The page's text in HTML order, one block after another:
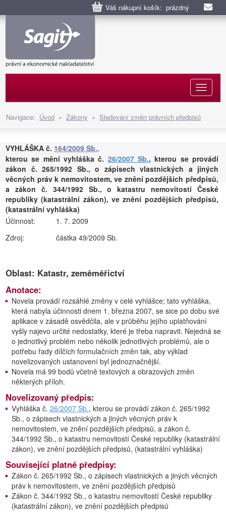
Váš nákupní košík: prázdný
Navigace: Úvod » Zákony » Sledování změn právních předpisů
VYHLÁŠKA č. 164/2009 Sb.,
kterou se mění vyhláška č. 26/2007 Sb., kterou se provádí
zákon č. 265/1992 Sb., o zápisech vlastnických a jiných
věcných práv k nemovitostem, ve znění pozdějších předpisů,
a zákon č. 344/1992 Sb., o katastru nemovitostí České
republiky (katastrální zákon), ve znění pozdějších předpisů,
(katastrální vyhláška)
Účinnost:
1. 7. 2009
Zdroj:
částka 49/2009 Sb.
Oblast: Katastr, zeměměřictví
Anotace:
Novela provádí rozsáhlé změny v celé vyhlášce; tato vyhláška,
která nabyla účinnosti dnem 1. března 2007, se sice po dobu své
aplikace v zásadě osvědčila, ale v průběhu jejího uplatňování
vyšly najevo určité nedostatky, které je třeba napravit. Nejedná se
o jednotlivý problém nebo několik jednotlivých problémů, ale o
potřebu řady dílčích formulačních změn tak, aby výklad
novelizovaných ustanovení byl jednoznačnější.
Novela má 99 bodů včetně textových a obrazových změn
některých příloh.
Novelizovaný předpis:
Vyhláška č. 26/2007 Sb., kterou se provádí zákon č. 265/1992
Sb., o zápisech vlastnických a jiných věcných práv k
nemovitostem, ve znění pozdějších předpisů, a zákon č.
344/1992 Sb., o katastru nemovitostí České republiky (katastrální
zákon), ve znění pozdějších předpisů, (katastrální vyhláška)
Související platné předpisy:
Zákon č. 265/1992 Sb., o zápisech vlastnických a jiných věcných
práv k nemovitostem, ve znění pozdějších předpisů
Zákon č. 344/1992 Sb., o katastru nemovitostí České republiky
(katastrální zákon), ve znění pozdějších předpisů